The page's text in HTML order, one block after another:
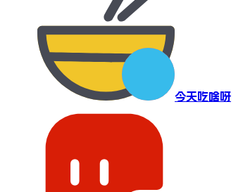
今天吃啥呀